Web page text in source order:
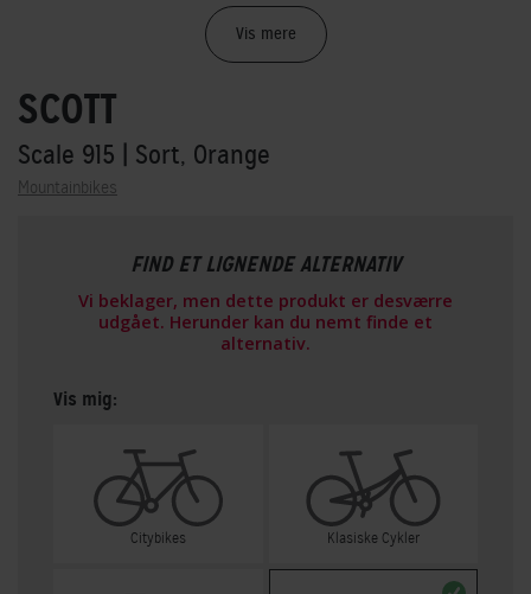
Vis mere
SCOTT
Scale 915 | Sort, Orange
Mountainbikes
FIND ET LIGNENDE ALTERNATIV
Vi beklager, men dette produkt er desværre
udgået. Herunder kan du nemt finde et
alternativ.
Vis mig:
Citybikes Klasiske Cykler